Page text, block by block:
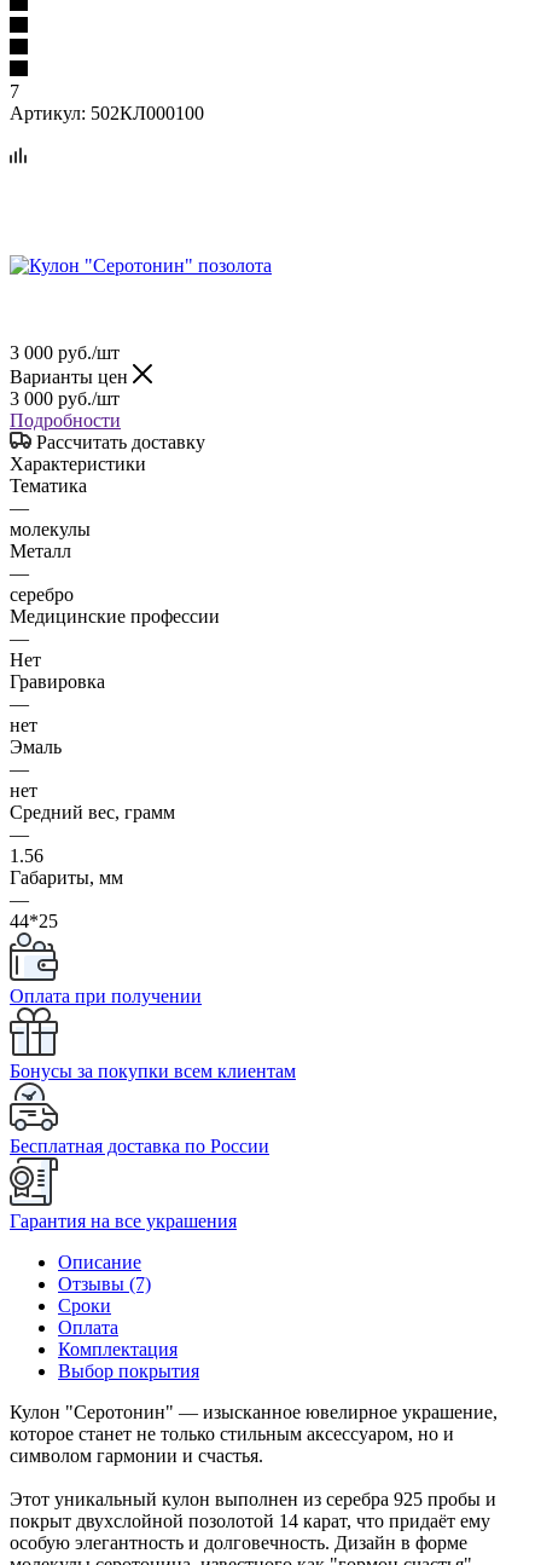
7
Артикул: 502КЛ000100
3 000 руб./шт
Варианты цен
3 000 руб./шт
Подробности
Рассчитать доставку
Характеристики
Тематика
—
молекулы
Металл
—
серебро
Медицинские профессии
—
Нет
Гравировка
—
нет
Эмаль
—
нет
Средний вес, грамм
—
1.56
Габариты, мм
—
44*25
Оплата при получении
Бонусы за покупки всем клиентам
Бесплатная доставка по России
Гарантия на все украшения
Описание
Отзывы (7)
Сроки
Оплата
Комплектация
Выбор покрытия
Кулон "Серотонин" — изысканное ювелирное украшение,
которое станет не только стильным аксессуаром, но и
символом гармонии и счастья.
Этот уникальный кулон выполнен из серебра 925 пробы и
покрыт двухслойной позолотой 14 карат, что придаёт ему
особую элегантность и долговечность. Дизайн в форме